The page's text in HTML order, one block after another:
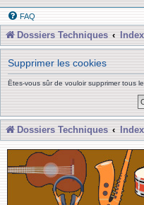
FAQ
Dossiers Techniques
Supprimer les cookies
Êtes-vous sûr de vouloir supprimer tous
Dossiers Techniques